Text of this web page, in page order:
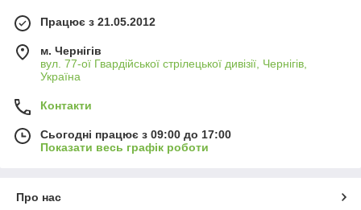
Працює з 21.05.2012
м. Чернігів
вул. 77-ої Гвардійської стрілецької дивізії, Чернігів,
Україна
Контакти
Сьогодні працює з 09:00 до 17:00
Показати весь графік роботи
Про нас